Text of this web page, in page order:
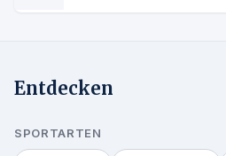
Entdecken
SPORTARTEN